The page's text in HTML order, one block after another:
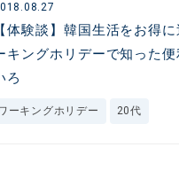
【体験談】韓国生活をお得
キングホリデーで知った便
ろ
ーキングホリデー 20代